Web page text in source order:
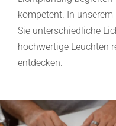
kompetent. In
Sie unterschiedliche
hochwertige Leuchten
entdecken.